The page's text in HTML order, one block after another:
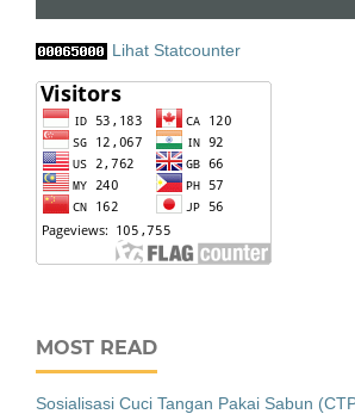
Lihat Statcounter
MOST READ
Sosialisasi Cuci Tangan Pakai Sabun